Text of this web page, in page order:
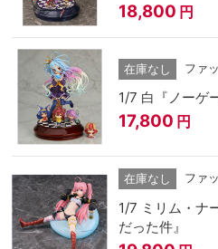
18,800 円
在庫なし ファ
1/7 白『ノーゲ
17,800 円
在庫なし ファ
1/7 ミリム・ナ
だった件』